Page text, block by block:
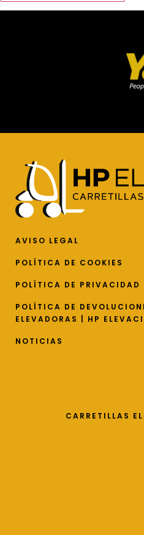
AVISO LEGAL
POLÍTICA DE COOKIES
POLÍTICA DE PRIVACIDAD
POLÍTICA DE
ELEVADORAS | HP
NOTICIAS
CARRETILLAS